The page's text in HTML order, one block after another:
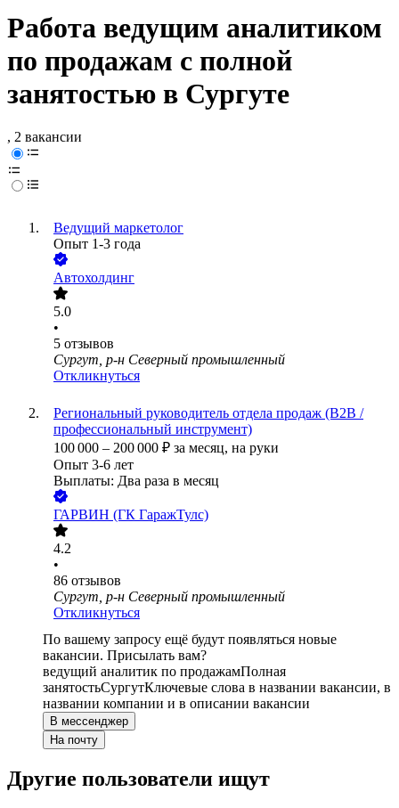
Работа ведущим аналитиком
по продажам с полной
занятостью в Сургуте
, 2 вакансии
Ведущий маркетолог
Опыт 1-3 года
Автохолдинг
5.0
•
5 отзывов
Сургут, р-н Северный промышленный
Откликнуться
Региональный руководитель отдела продаж (B2B /
профессиональный инструмент)
100 000 – 200 000 ₽ за месяц, на руки
Опыт 3-6 лет
Выплаты: Два раза в месяц
ГАРВИН (ГК ГаражТулс)
4.2
•
86 отзывов
Сургут, р-н Северный промышленный
Откликнуться
По вашему запросу ещё будут появляться новые
вакансии. Присылать вам?
ведущий аналитик по продажамПолная
занятостьСургутКлючевые слова в названии вакансии, в
названии компании и в описании вакансии
В мессенджер
На почту
Другие пользователи ищут